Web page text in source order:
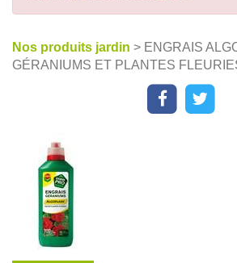
Nos produits jardin > ENGRAIS
GÉRANIUMS ET PLANTES